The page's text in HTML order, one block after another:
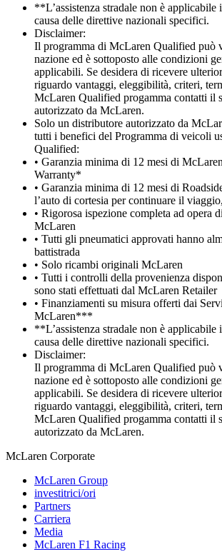
**L’assistenza stradale non è applicabile
causa delle direttive nazionali specifici.
Disclaimer:
Il programma di McLaren Qualified può
nazione ed è sottoposto alle condizioni
applicabili. Se desidera di ricevere
riguardo vantaggi, eleggibilità, criteri,
McLaren Qualified progamma contatti il
autorizzato da McLaren.
Solo un distributore autorizzato da
tutti i benefici del Programma di veicoli
Qualified:
• Garanzia minima di 12 mesi di
Warranty*
• Garanzia minima di 12 mesi di
l’auto di cortesia per continuare il
• Rigorosa ispezione completa ad opera
McLaren
• Tutti gli pneumatici approvati hanno
battistrada
• Solo ricambi originali McLaren
• Tutti i controlli della provenienza
sono stati effettuati dal McLaren Retailer
• Finanziamenti su misura offerti dai
McLaren***
**L’assistenza stradale non è applicabile
causa delle direttive nazionali specifici.
Disclaimer:
Il programma di McLaren Qualified può
nazione ed è sottoposto alle condizioni
applicabili. Se desidera di ricevere
riguardo vantaggi, eleggibilità, criteri,
McLaren Qualified progamma contatti il
autorizzato da McLaren.
McLaren Corporate
McLaren Group
investitrici/ori
Partners
Carriera
Media
McLaren F1 Racing